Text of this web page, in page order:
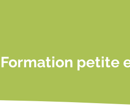
Formation petite